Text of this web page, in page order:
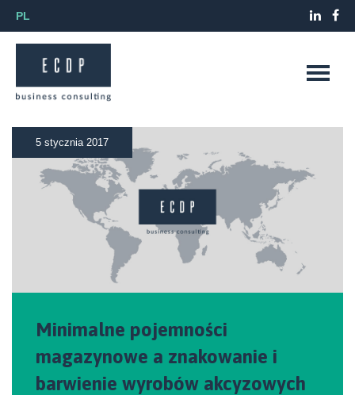
PL
5 stycznia 2017
Minimalne pojemności
magazynowe a znakowanie i
barwienie wyrobów akcyzowych